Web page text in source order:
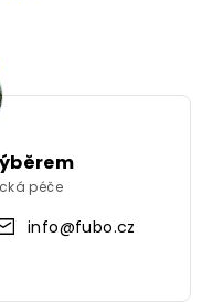
péče
info@fubo.cz